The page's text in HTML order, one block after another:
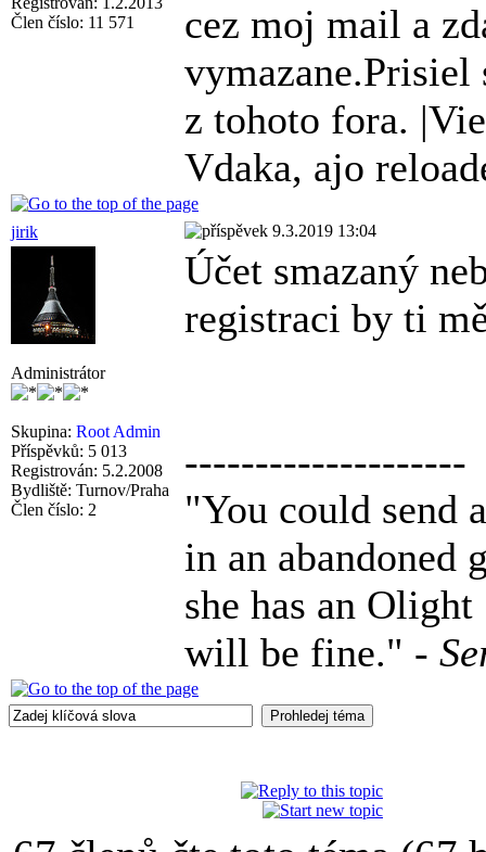
Člen číslo: 11 571
cez moj mail a
vymazane.Prisiel
z tohoto fora.
Vdaka, ajo
jirik 9.3.2019 13:04
Administrátor
Skupina: Root Admin
Příspěvků: 5 013
Registrován: 5.2.2008
Bydliště: Turnov/Praha
Člen číslo: 2
Účet smazaný
registraci by ti
--------------------
"You could send
in an abandoned
she has an
will be fine." -